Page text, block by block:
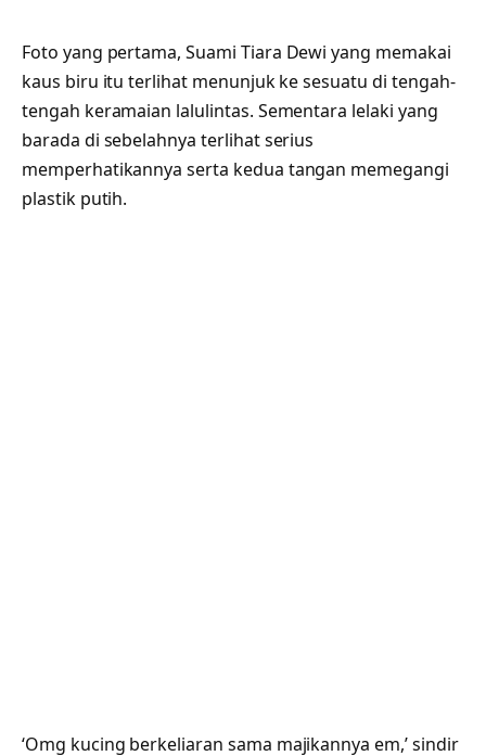
Foto yang pertama, Suami Tiara Dewi yang memakai
kaus biru itu terlihat menunjuk ke sesuatu di tengah-
tengah keramaian lalulintas. Sementara lelaki yang
barada di sebelahnya terlihat serius
memperhatikannya serta kedua tangan memegangi
plastik putih.
‘Omg kucing berkeliaran sama majikannya em,’ sindir